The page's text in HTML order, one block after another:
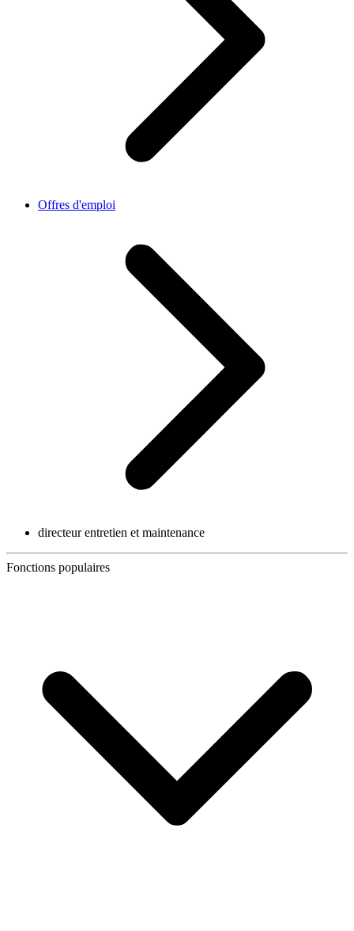
Offres d'emploi
directeur entretien et maintenance
Fonctions populaires